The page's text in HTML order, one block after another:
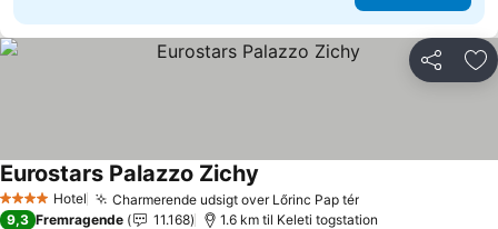
Del
4 StjernerHotel Charmerende udsigt over Lőrinc Pap tér
Eurostars Palazzo Zichy
9,3 Fremragende 11.168 1.6 km til Keleti togstation